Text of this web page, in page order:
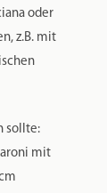
oder
z.B. mit
sollte:
mit